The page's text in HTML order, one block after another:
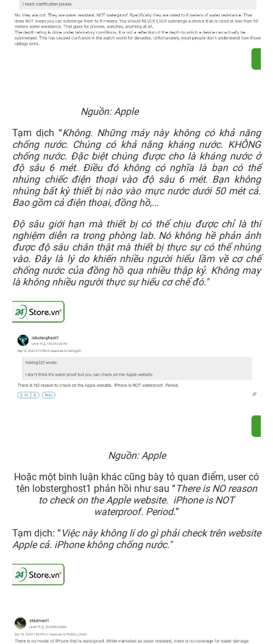
Nguồn: Apple
Tạm dịch “Không. Những máy này không có khả năng
chống nước. Chúng có khả năng kháng nước. KHÔNG
chống nước. Đặc biệt chúng được cho là kháng nước ở
độ sâu 6 mét. Điều đó không có nghĩa là bạn có thể
nhúng chiếc điện thoại vào độ sâu 6 mét. Bạn không
nhúng bất kỳ thiết bị nào vào mực nước dưới 50 mét cả.
Bao gồm cả điện thoại, đồng hồ,...
Độ sâu giới hạn mà thiết bị có thể chịu được chỉ là thí
nghiệm diễn ra trong phòng lab. Nó không hề phản ảnh
được độ sâu chân thật mà thiết bị thực sự có thể nhúng
vào. Đây là lý do khiến nhiều người hiểu lầm về cơ chế
chống nước của đồng hồ qua nhiều thập kỷ. Không may
là không nhiều người thực sự hiểu cơ chế đó."
Nguồn: Apple
Hoặc một bình luận khác cũng bày tỏ quan điểm, user có
tên lobsterghost1 phản hồi như sau “There is NO reason
to check on the Apple website. iPhone is NOT
waterproof. Period.”
Tạm dịch: “Việc này không lí do gì phải check trên website
Apple cả. iPhone không chống nước."